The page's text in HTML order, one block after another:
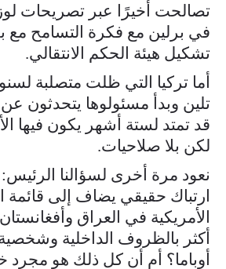
تصالحت أخيرًا عبر تصريحات
في برلين مع فكرة التسامح مع
تشكيل هيئة الحكم الانتقالي.
أما تركيا التي ظلت متصلبة
تلين وبدأ مسئولوها يتحدثون عن
قد تمتد لستة أشهر يكون فيها
لكن بلا صلاحيات.
نعود مرة أخرى لسؤالنا
ارتباك حقيقي يضاف إلى قائمة
الأمريكية في العراق
أكثر بالظروف الداخلية
أوباما؟ أم أن كل ذلك هو